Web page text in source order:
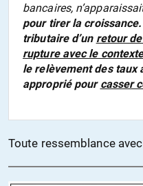
bancaires,
pour tirer la
tributaire d’un retour
rupture avec le
le relèvement des taux
approprié pour casser
Toute ressemblance